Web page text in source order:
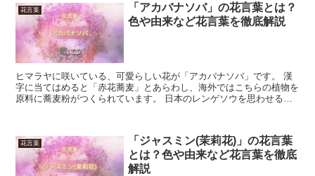
花言葉
「アカバナソバ」の花言葉とは？
色や由来など花言葉を徹底解説
ヒマラヤに咲いている、可愛らしい花が「アカバナソバ」です。 漢
字に当てはめると「赤花蕎麦」とあらわし、海外ではこちらの植物を
原料に蕎麦粉がつくられています。 日本のレンゲソウを思わせる愛
花言葉
「ジャスミン(茉莉花)」の花言葉
とは？色や由来など花言葉を徹底
解説